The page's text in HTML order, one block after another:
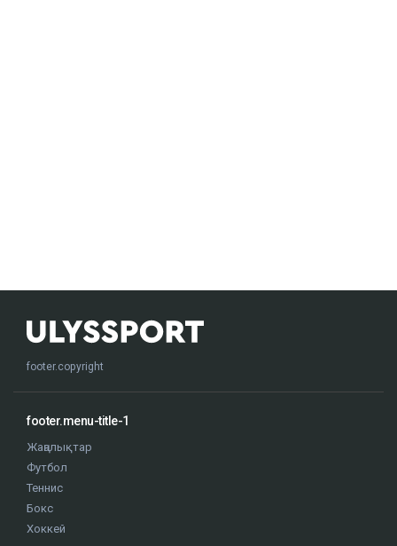
footer.copyright
footer.menu-title-1
Жаңалықтар
Футбол
Теннис
Бокс
Хоккей